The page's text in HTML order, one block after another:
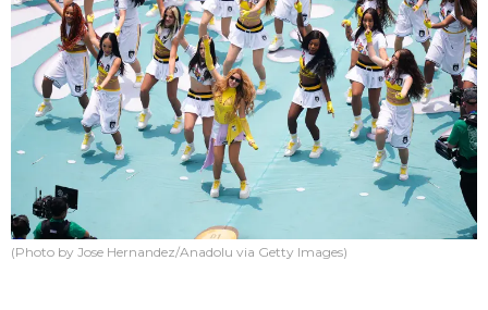
(Photo by Jose Hernandez/Anadolu via Getty Images)